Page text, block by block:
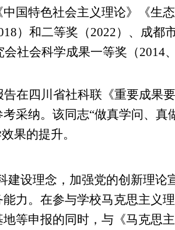
国特色社会主义理论》《生
）和二等奖（2022）、成都
社会科学成果一等奖（2014
在四川省社科联《重要成果
采纳。该同志“做真学问、真
果的提升。
建设理念，加强党的创新理论
力。在参与学校马克思主义
等申报的同时，与《马克思